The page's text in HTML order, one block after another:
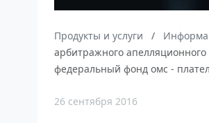
Продукты и услуги
арбитражного
федеральный фонд омс -
26 сентября 2016